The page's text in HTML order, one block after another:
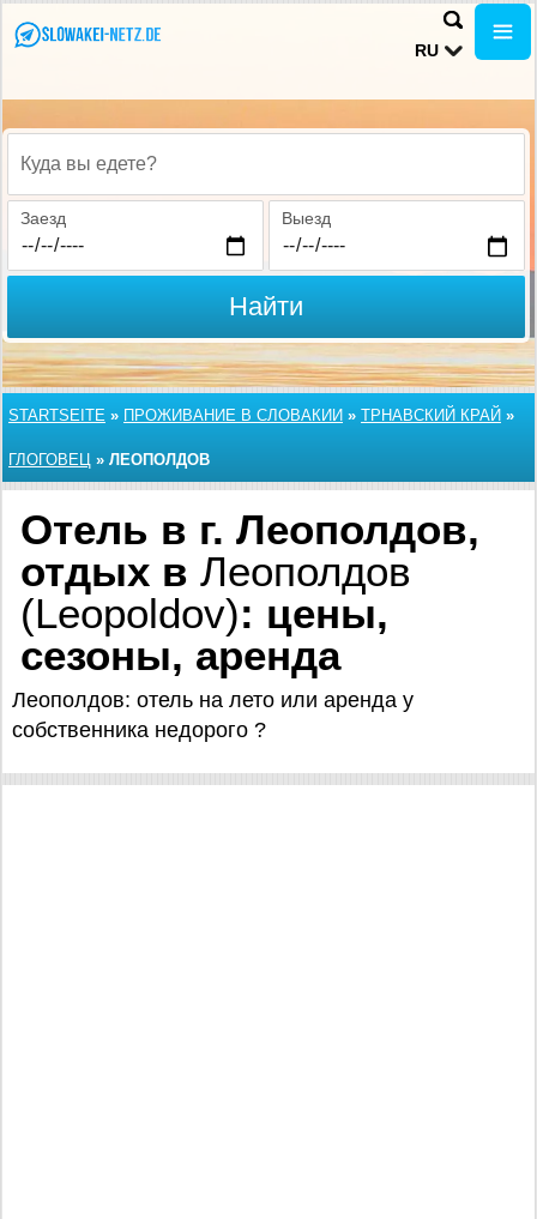
RU
Куда вы едете?
Заезд Выезд
Найти
STARTSEITE » ПРОЖИВАНИЕ В СЛОВАКИИ » ТРНАВСКИЙ КРАЙ »
ГЛОГОВЕЦ » ЛЕОПОЛДОВ
Отель в г. Леополдов,
отдых в Леополдов
(Leopoldov): цены,
сезоны, аренда
Леополдов: отель на лето или аренда у
собственника недорого ?